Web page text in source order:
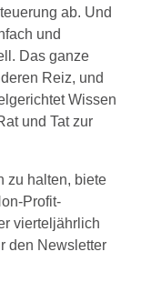
ab. Und
und
Das ganze
Reiz, und
Wissen
und Tat zur
zu halten, biete
Profit-
vierteljährlich
den Newsletter